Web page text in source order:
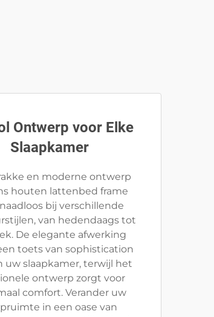
Ontwerp voor Elke
Slaapkamer
en moderne ontwerp
houten lattenbed frame
bij verschillende
van hedendaags tot
De elegante afwerking
toets van sophistication
uw slaapkamer, terwijl het
ontwerp zorgt voor
comfort. Verander uw
in een oase van